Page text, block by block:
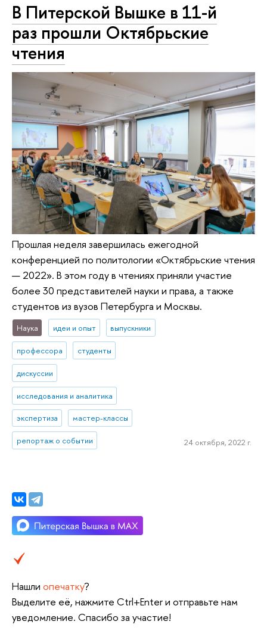
В Питерской Вышке в 11-й
раз прошли Октябрьские
чтения
Прошлая неделя завершилась ежегодной
конференцией по политологии «Октябрьские чтения
— 2022». В этом году в чтениях приняли участие
более 30 представителей науки и права, а также
студентов из вузов Петербурга и Москвы.
Наука идеи и опыт выпускники
профессора студенты
дискуссии
исследования и аналитика
экспертиза мастер-классы
репортаж о событии 24 октября, 2022 г.
Нашли опечатку?
Выделите её, нажмите Ctrl+Enter и отправьте нам
уведомление. Спасибо за участие!